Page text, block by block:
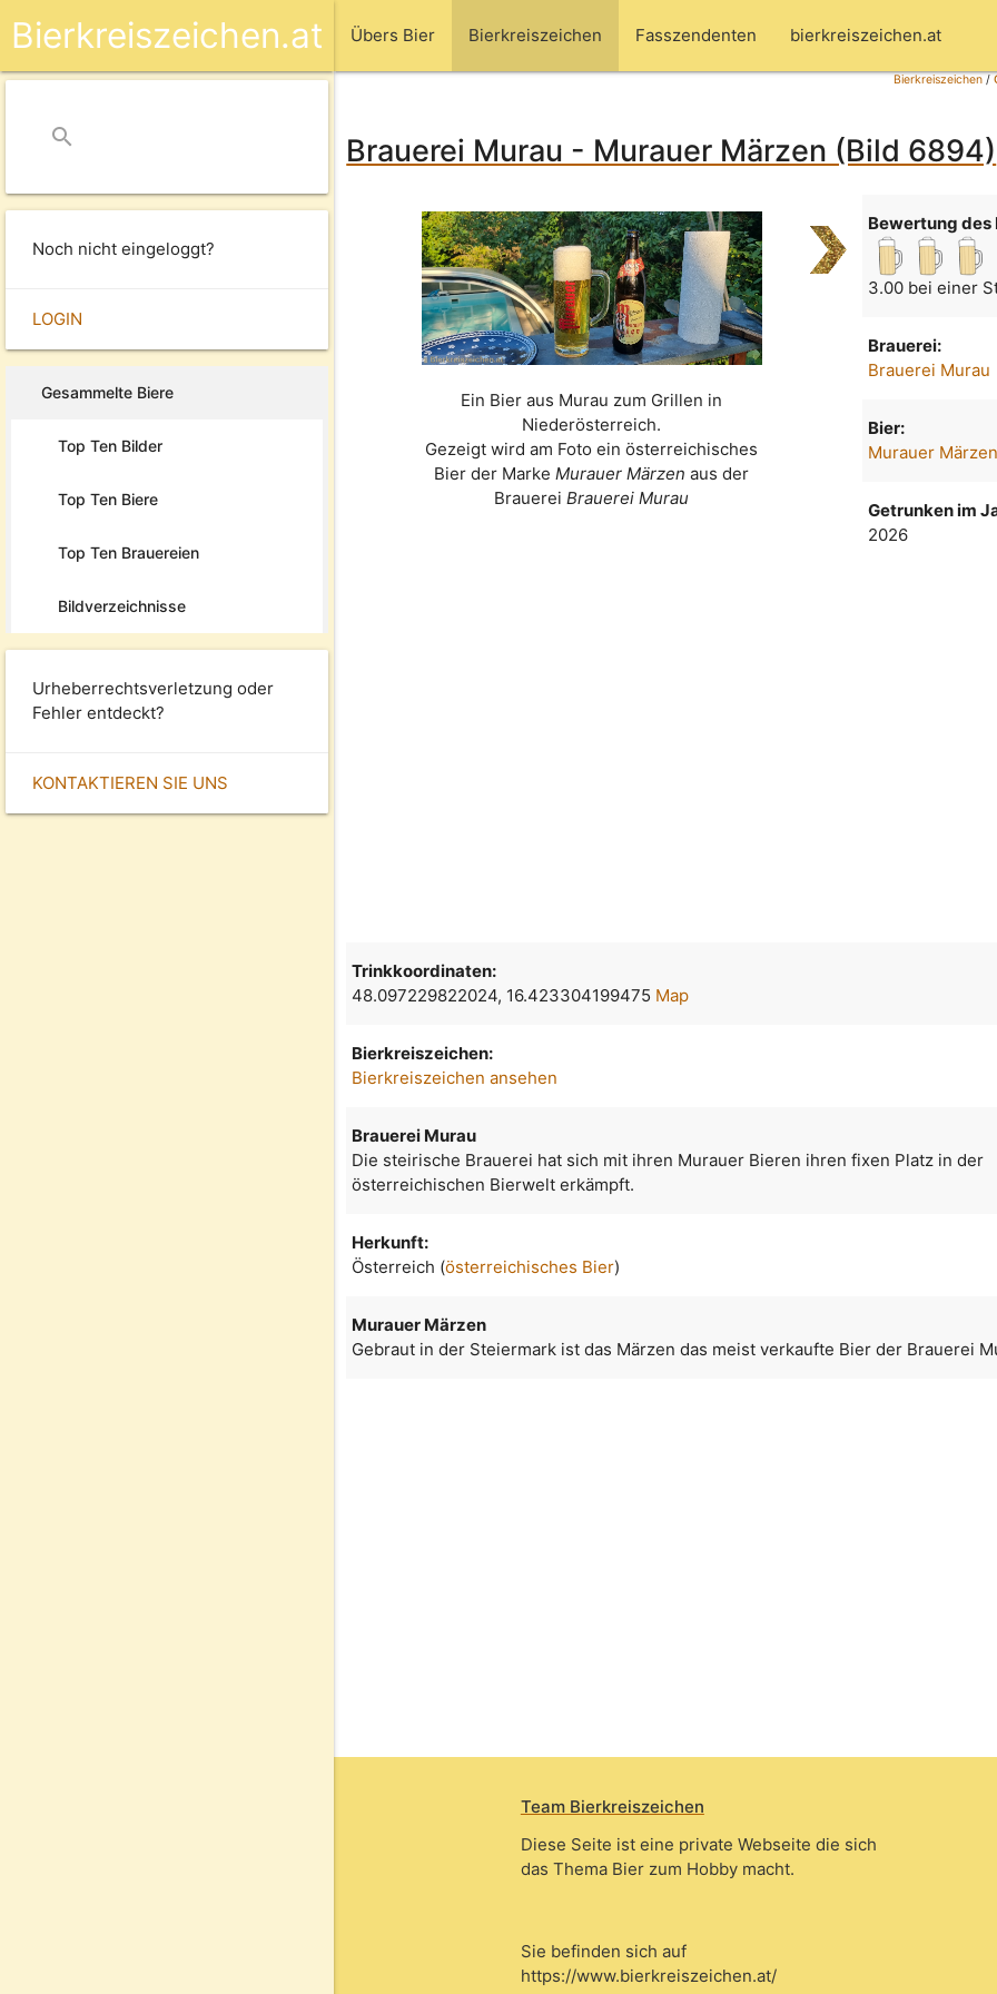
Übers Bier Bierkreiszeichen Fasszendenten bierkreiszeichen.at
Bierkreiszeichen.at
search
Noch nicht eingeloggt?
LOGIN
Gesammelte Biere
Top Ten Bilder
Top Ten Biere
Top Ten Brauereien
Bildverzeichnisse
Urheberrechtsverletzung oder
Fehler entdeckt?
KONTAKTIEREN SIE UNS
Bierkreiszeichen/
Brauerei Murau - Murauer Märzen (Bild 6894)
Ein Bier aus Murau zum Grillen in
Niederösterreich.
Gezeigt wird am Foto ein österreichisches
Bier der MarkeMurauer Märzen aus der
BrauereiBrauerei Murau
Bewertung des
3.00 bei einer
Brauerei:
Brauerei Murau
Bier:
Murauer Märzen
Getrunken im
2026
Trinkkoordinaten:
48.097229822024, 16.423304199475 Map
Bierkreiszeichen:
Bierkreiszeichen ansehen
Brauerei Murau
Die steirische Brauerei hat sich mit ihren Murauer Bieren ihren fixen Platz in der
österreichischen Bierwelt erkämpft.
Herkunft:
Österreich (österreichisches Bier)
Murauer Märzen
Gebraut in der Steiermark ist das Märzen das meist verkaufte Bier der Brauerei
Team Bierkreiszeichen
Diese Seite ist eine private Webseite die sich
das Thema Bier zum Hobby macht.
Sie befinden sich auf
https://www.bierkreiszeichen.at/